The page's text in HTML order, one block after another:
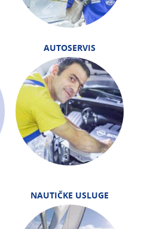
AUTOSERVIS
NAUTIČKE USLUGE